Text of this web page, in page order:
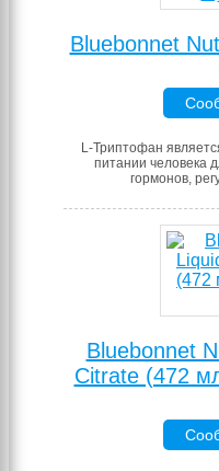
Bluebonnet
L-Триптофан
питании человека
гормонов,
Bluebonnet
Citrate (472